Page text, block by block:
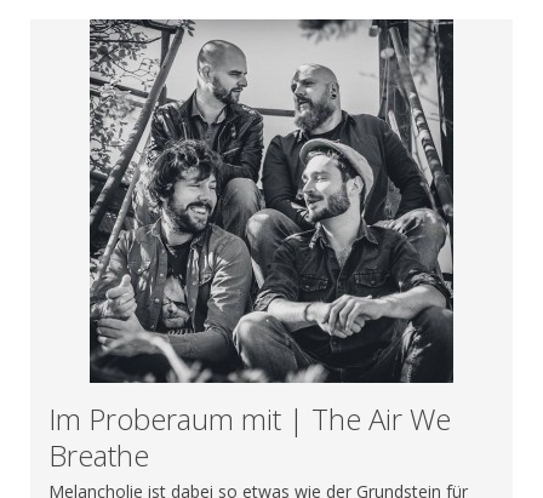
Im Proberaum mit | The Air We
Breathe
Melancholie ist dabei so etwas wie der Grundstein für